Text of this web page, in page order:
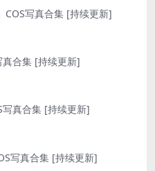
COS写真合集 [持续更新]
真合集 [持续更新]
写真合集 [持续更新]
写真合集 [持续更新]